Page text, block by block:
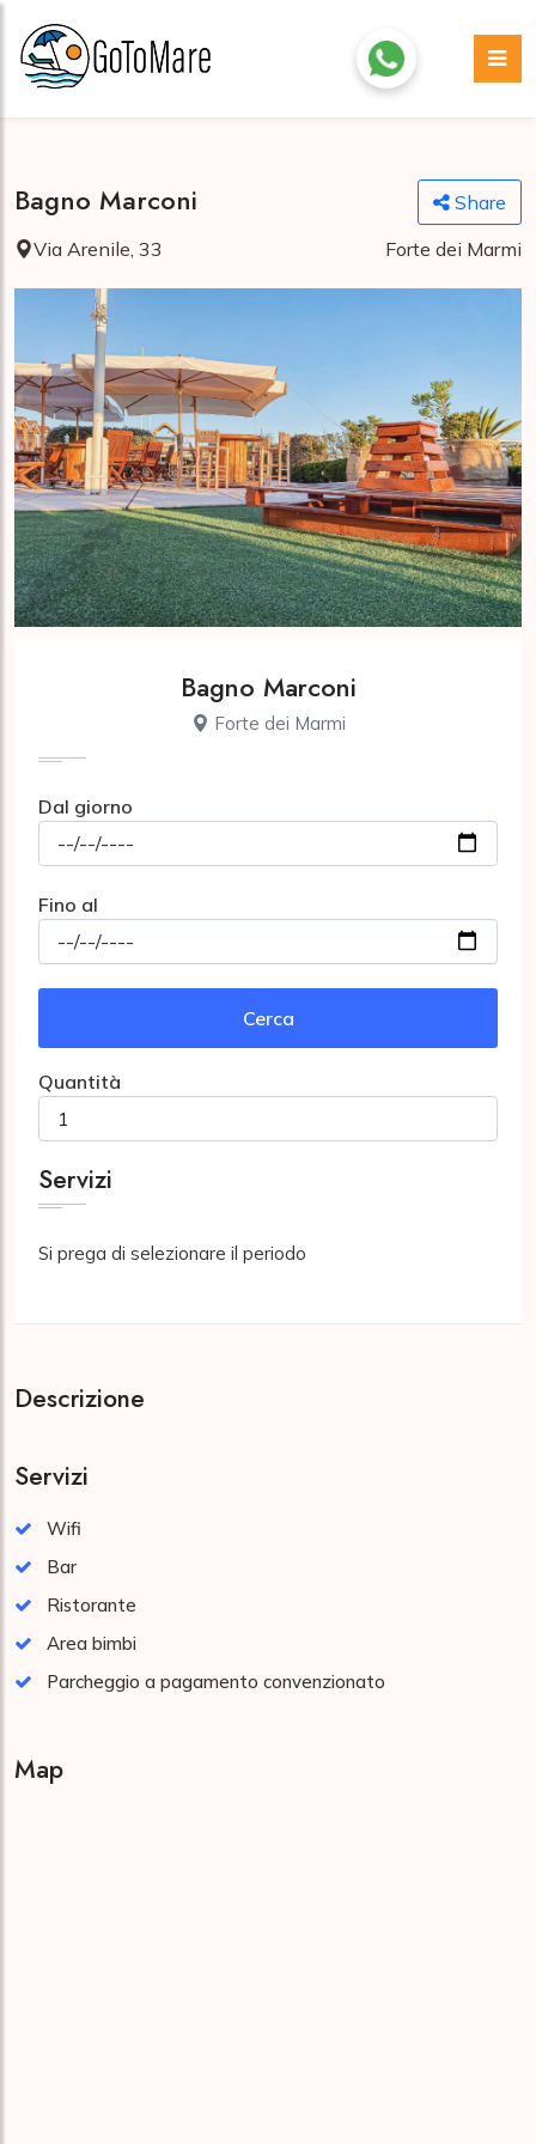
Bagno Marconi
Share
Via Arenile, 33
Forte dei Marmi
Bagno Marconi
Forte dei Marmi
Dal giorno
Fino al
Cerca
Quantità
Servizi
Si prega di selezionare il periodo
Descrizione
Servizi
Wifi
Bar
Ristorante
Area bimbi
Parcheggio a pagamento convenzionato
Map